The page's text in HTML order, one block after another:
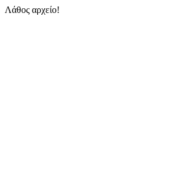
Λάθος αρχείο!